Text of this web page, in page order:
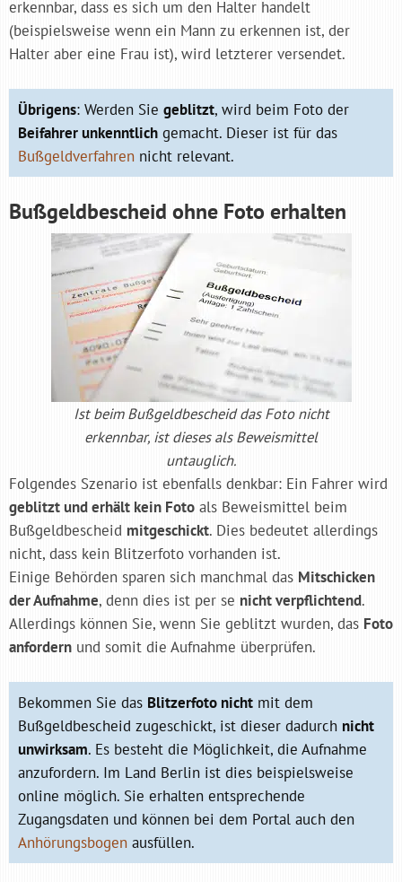
erkennbar, dass es sich um den Halter handelt
(beispielsweise wenn ein Mann zu erkennen ist, der
Halter aber eine Frau ist), wird letzterer versendet.
Übrigens: Werden Sie geblitzt, wird beim Foto der
Beifahrer unkenntlich gemacht. Dieser ist für das
Bußgeldverfahren nicht relevant.
Bußgeldbescheid ohne Foto erhalten
Ist beim Bußgeldbescheid das Foto nicht
erkennbar, ist dieses als Beweismittel
untauglich.
Folgendes Szenario ist ebenfalls denkbar: Ein Fahrer wird
geblitzt und erhält kein Foto als Beweismittel beim
Bußgeldbescheid mitgeschickt. Dies bedeutet allerdings
nicht, dass kein Blitzerfoto vorhanden ist.
Einige Behörden sparen sich manchmal das Mitschicken
der Aufnahme, denn dies ist per se nicht verpflichtend.
Allerdings können Sie, wenn Sie geblitzt wurden, das Foto
anfordern und somit die Aufnahme überprüfen.
Bekommen Sie das Blitzerfoto nicht mit dem
Bußgeldbescheid zugeschickt, ist dieser dadurch nicht
unwirksam. Es besteht die Möglichkeit, die Aufnahme
anzufordern. Im Land Berlin ist dies beispielsweise
online möglich. Sie erhalten entsprechende
Zugangsdaten und können bei dem Portal auch den
Anhörungsbogen ausfüllen.